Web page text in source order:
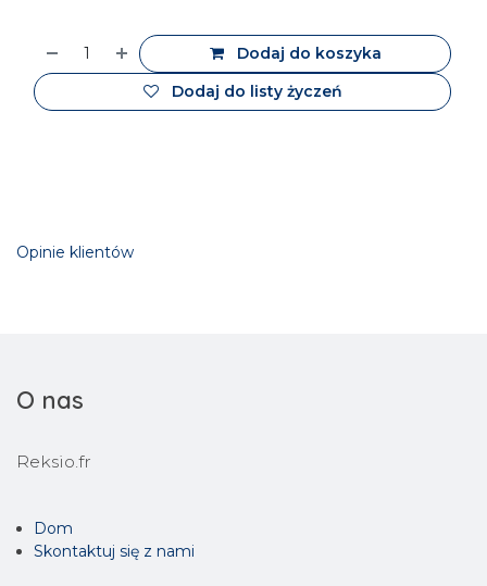
Dodaj do koszyka
Dodaj do listy życzeń
Opinie klientów
O nas
Reksio.fr
Dom
Skontaktuj się z nami